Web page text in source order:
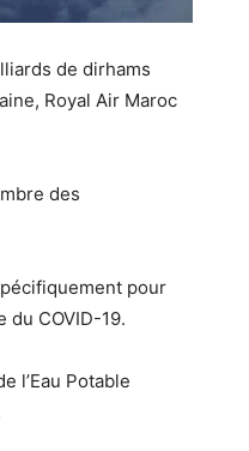
de dirhams
Royal Air Maroc
des
pour
COVID-19.
l’Eau Potable